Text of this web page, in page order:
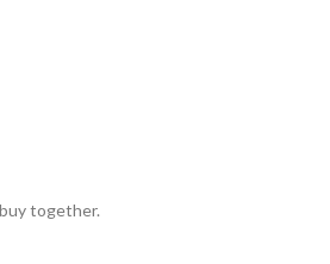
together.